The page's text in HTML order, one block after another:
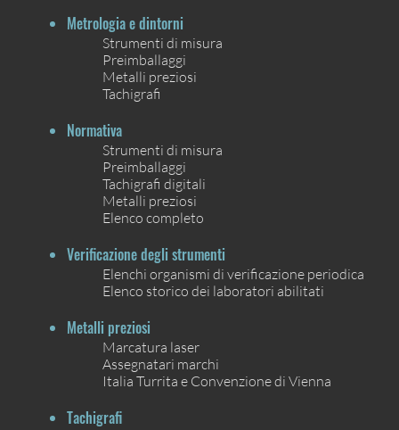
Metrologia e dintorni
Strumenti di misura
Preimballaggi
Metalli preziosi
Tachigrafi
Normativa
Strumenti di misura
Preimballaggi
Tachigrafi digitali
Metalli preziosi
Elenco completo
Verificazione degli strumenti
Elenchi organismi di verificazione periodica
Elenco storico dei laboratori abilitati
Metalli preziosi
Marcatura laser
Assegnatari marchi
Italia Turrita e Convenzione di Vienna
Tachigrafi